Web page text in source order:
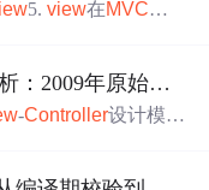
5.view在MVC模
理。 我们来添加一
MVC后，我们在
年原始架构与工程实践
-Controller设计模式